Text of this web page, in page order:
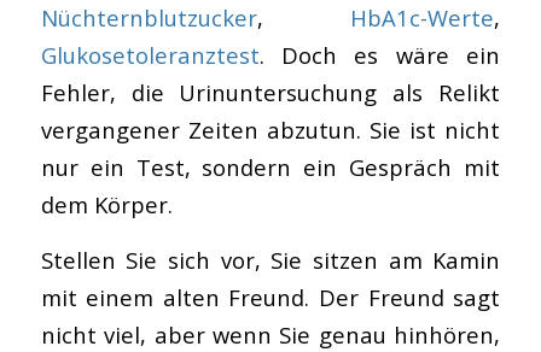
Nüchternblutzucker, HbA1c-Werte,
Glukosetoleranztest. Doch es wäre ein
Fehler, die Urinuntersuchung als Relikt
vergangener Zeiten abzutun. Sie ist nicht
nur ein Test, sondern ein Gespräch mit
dem Körper.
Stellen Sie sich vor, Sie sitzen am Kamin
mit einem alten Freund. Der Freund sagt
nicht viel, aber wenn Sie genau hinhören,